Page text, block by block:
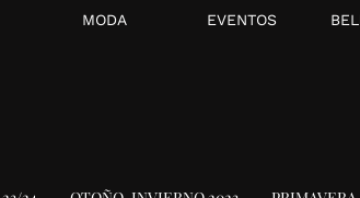
MODA EVENTOS